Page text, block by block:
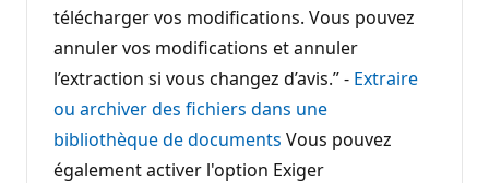
télécharger vos modifications. Vous pouvez
annuler vos modifications et annuler
l’extraction si vous changez d’avis.” - Extraire
ou archiver des fichiers dans une
bibliothèque de documents Vous pouvez
également activer l'option Exiger